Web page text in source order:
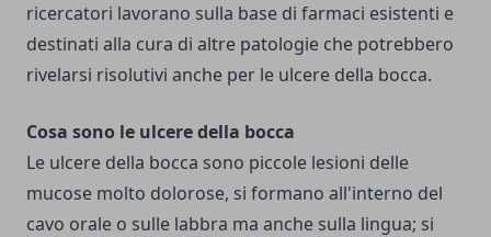
ricercatori lavorano sulla base di farmaci esistenti e
destinati alla cura di altre patologie che potrebbero
rivelarsi risolutivi anche per le ulcere della bocca.
Cosa sono le ulcere della bocca
Le ulcere della bocca sono piccole lesioni delle
mucose molto dolorose, si formano all'interno del
cavo orale o sulle labbra ma anche sulla lingua; si